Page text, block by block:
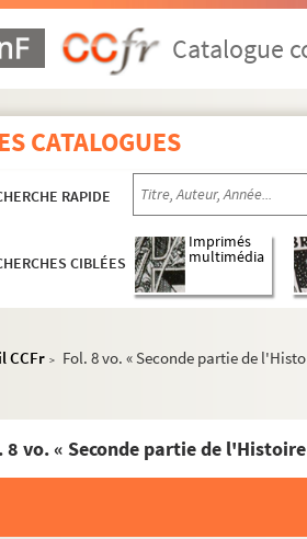
Catalogue
CATALOGUES
RAPIDE
CIBLÉES
Imprimés
multimédia
CCFr > Fol. 8 vo. « Seconde partie de